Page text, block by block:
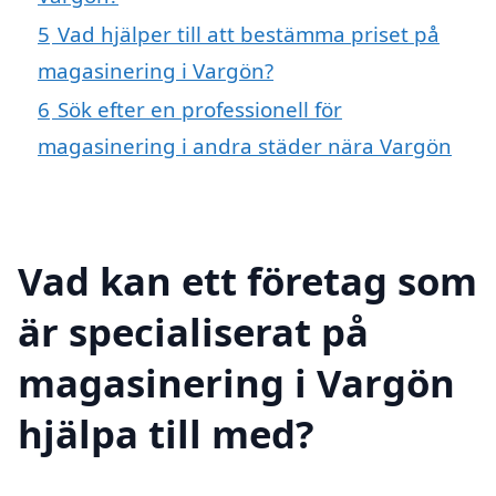
5 Vad hjälper till att bestämma priset på
magasinering i Vargön?
6 Sök efter en professionell för
magasinering i andra städer nära Vargön
Vad kan ett företag som
är specialiserat på
magasinering i Vargön
hjälpa till med?